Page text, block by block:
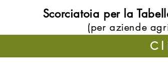
Scorciatoia per la
(per aziende